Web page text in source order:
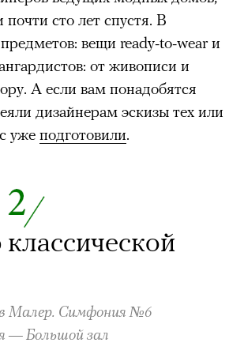
сто лет спустя. В
вещи ready-to-wear и
от живописи и
А если вам понадобятся
дизайнерам эскизы тех или
уже подготовили.
Малер. Симфония №6
— Большой зал
Хантингтон-Уайтли в рекламной кампании
Уайтли, одни пользователи